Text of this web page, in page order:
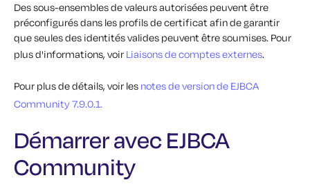
Des sous-ensembles de valeurs autorisées peuvent être
préconfigurés dans les profils de certificat afin de garantir
que seules des identités valides peuvent être soumises. Pour
plus d'informations, voir Liaisons de comptes externes.
Pour plus de détails, voir les notes de version de EJBCA
Community 7.9.0.1.
Démarrer avec EJBCA
Community